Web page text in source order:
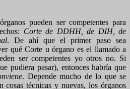
pueden ser competentes para
Corte de DDHH, de DIH, de
. De ahí que el primer paso sea
qué Corte u órgano es el llamado a
ser competentes yo otros no. Si
pudiera pasar), entonces habría que
. Depende mucho de lo que se
cosas técnicas y nuevas, los órganos